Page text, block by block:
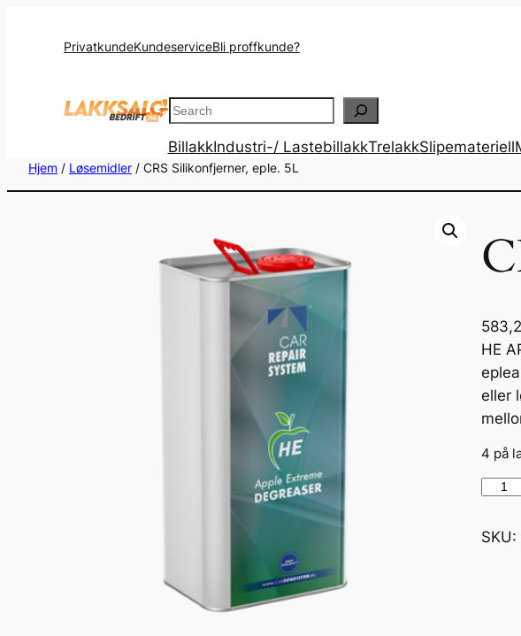
PrivatkundeKundeserviceBli proffkunde?
Search
BillakkIndustri-/ LastebillakkTrelakkSlipemateriell
Hjem / Løsemidler / CRS Silikonfjerner, eple. 5L
HE
eller
4 på
S
SKU: